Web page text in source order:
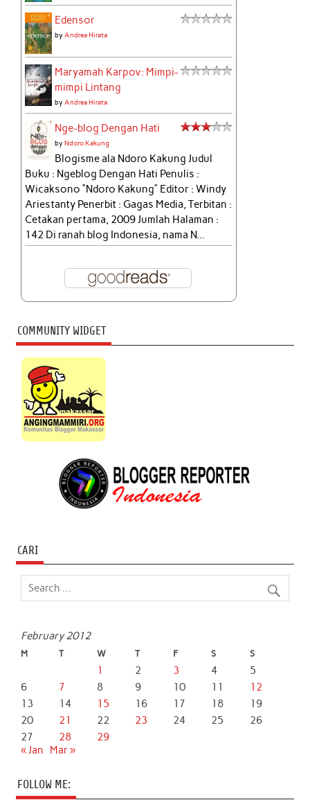
Edensor
byAndrea Hirata
Maryamah Karpov: Mimpi-
mimpi Lintang
byAndrea Hirata
Nge-blog Dengan Hati
byNdoro Kakung
Blogisme ala Ndoro Kakung Judul
Buku : Ngeblog Dengan Hati Penulis :
Wicaksono “Ndoro Kakung” Editor : Windy
Ariestanty Penerbit : Gagas Media, Terbitan :
Cetakan pertama, 2009 Jumlah Halaman :
142 Di ranah blog Indonesia, nama N...
COMMUNITY WIDGET
CARI
February 2012
M T W T F S S
1 2 3 4
5
6
7 8 9 10 11
12
13
14 15 16 17 18
19
20
21 22 23 24 25
26
27
28
29
« Jan
Mar »
FOLLOW ME: